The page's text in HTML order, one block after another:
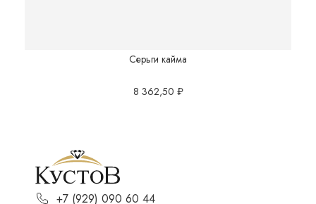
Серьги кайма
8 362,50 ₽
+7 (929) 090 60 44